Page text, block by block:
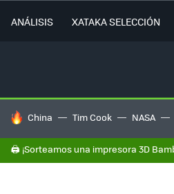
ANÁLISIS XATAKA SELECCIÓN
HOY SE HABLA DE
China Tim Cook NASA
🖨️ ¡Sorteamos una impresora 3D